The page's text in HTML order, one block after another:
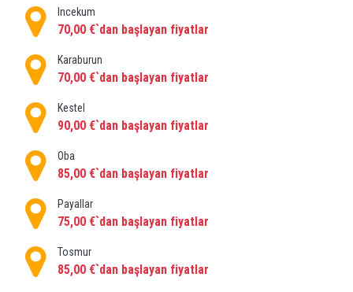
kalabilirsiniz.
Alanya Marketleri :
Alanium Alışveriş Merkezi:
için güzel Türk hediyeleri ve temel ihtiyaçlar için
alışveriş yapma imkanı sağlayan 3 katlı küçük bir
alışveriş merkezidir, şoförünüz sizi otelinizden
alışverişe götürecek ve orada sizi bekleyecektir, tüm
rezervasyonu yapılır ve Şoför hizmetinizde olacaktır.
Time Center:
katlıdır, içinde süpermarket, fast food restoranları ve
Incekum
70,00 €`dan başlayan fiyatlar
Karaburun
70,00 €`dan başlayan fiyatlar
Kestel
90,00 €`dan başlayan fiyatlar
Oba
85,00 €`dan başlayan fiyatlar
Payallar
75,00 €`dan başlayan fiyatlar
Tosmur
85,00 €`dan başlayan fiyatlar